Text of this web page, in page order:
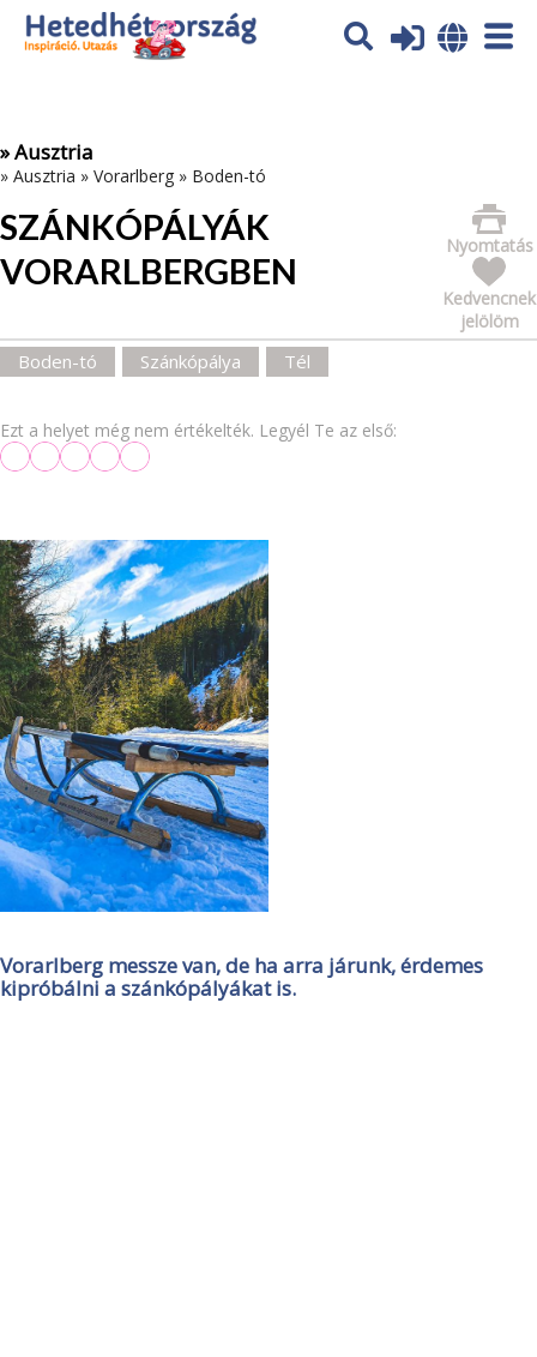
Az oldal sütiket (cookies) használ. További tájékoztatás itt:
Adatvédelmi tájékoztató
» Ausztria
» Ausztria » Vorarlberg » Boden-tó
SZÁNKÓPÁLYÁK
VORARLBERGBEN
Nyomtatás
Kedvencnek
jelölöm
Boden-tó Szánkópálya Tél
Ezt a helyet még nem értékelték. Legyél Te az első:
Vorarlberg messze van, de ha arra járunk, érdemes
kipróbálni a szánkópályákat is.